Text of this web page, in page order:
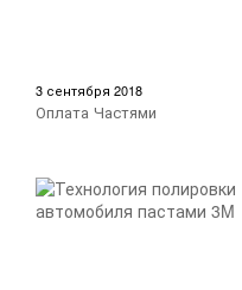
3 сентября 2018
Оплата Частями